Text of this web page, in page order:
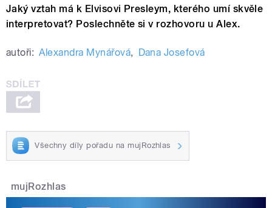
Jaký vztah má k Elvisovi Presleym, kterého umí skvěle
interpretovat? Poslechněte si v rozhovoru u Alex.
autoři: Alexandra Mynářová, Dana Josefová
Všechny díly pořadu na mujRozhlas
mujRozhlas